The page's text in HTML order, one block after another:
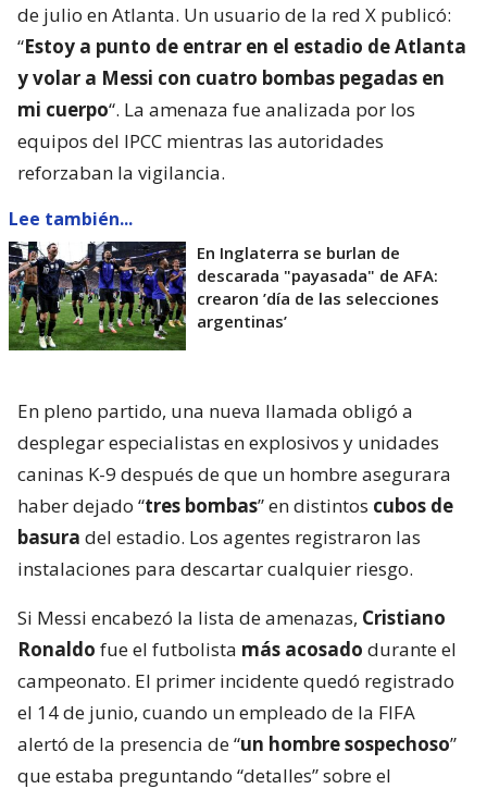
de julio en Atlanta. Un usuario de la red X publicó:
“Estoy a punto de entrar en el estadio de Atlanta
y volar a Messi con cuatro bombas pegadas en
mi cuerpo“. La amenaza fue analizada por los
equipos del IPCC mientras las autoridades
reforzaban la vigilancia.
Lee también...
En Inglaterra se burlan de
descarada "payasada" de AFA:
crearon ’día de las selecciones
argentinas’
En pleno partido, una nueva llamada obligó a
desplegar especialistas en explosivos y unidades
caninas K-9 después de que un hombre asegurara
haber dejado “tres bombas” en distintos cubos de
basura del estadio. Los agentes registraron las
instalaciones para descartar cualquier riesgo.
Si Messi encabezó la lista de amenazas, Cristiano
Ronaldo fue el futbolista más acosado durante el
campeonato. El primer incidente quedó registrado
el 14 de junio, cuando un empleado de la FIFA
alertó de la presencia de “un hombre sospechoso”
que estaba preguntando “detalles” sobre el